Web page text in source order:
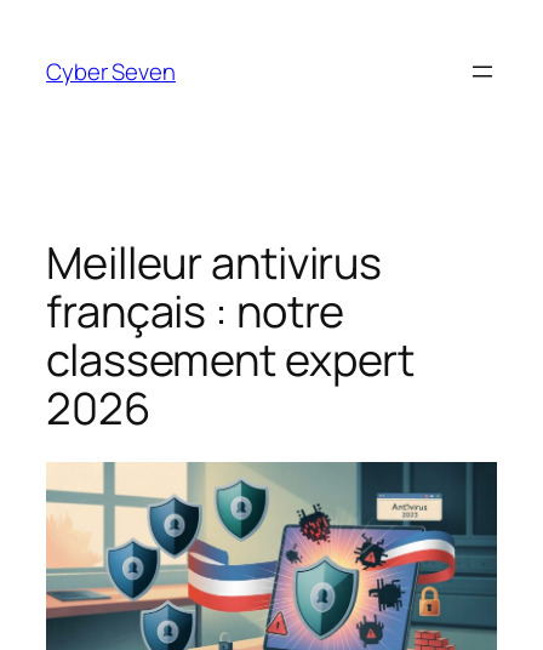
contenu
Cyber Seven
Meilleur antivirus
français : notre
classement expert
2026